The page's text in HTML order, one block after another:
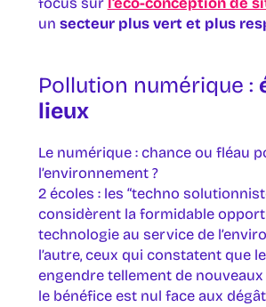
un secteur plus vert et plus
Pollution numérique :
lieux
Le numérique : chance ou fléau
l’environnement ?
2 écoles : les “techno
considèrent la formidable
technologie au service de
l’autre, ceux qui constatent que
engendre tellement de
le bénéfice est nul face aux